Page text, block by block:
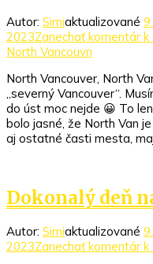
Autor: Simiaktualizované
2023Zanechať komentár k
North Vancouvri
North Vancouver, North
„severný Vancouver“.
do úst moc nejde 😀 To
bolo jasné, že North Van
aj ostatné časti mesta,
Dokonalý deň
Autor: Simiaktualizované
2023Zanechať komentár k